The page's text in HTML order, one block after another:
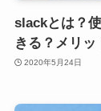
slackとは？
きる？メリッ
2020年5月24日